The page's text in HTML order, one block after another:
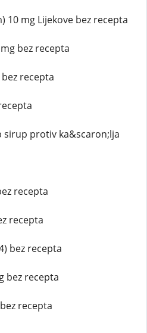
10 mg Lijekove bez recepta
bez recepta
recepta
sirup protiv ka&scaron;lja
recepta
recepta
bez recepta
bez recepta
recepta